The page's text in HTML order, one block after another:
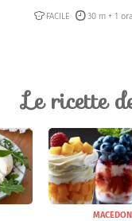
FACILE 30 m + 1
Le ricette